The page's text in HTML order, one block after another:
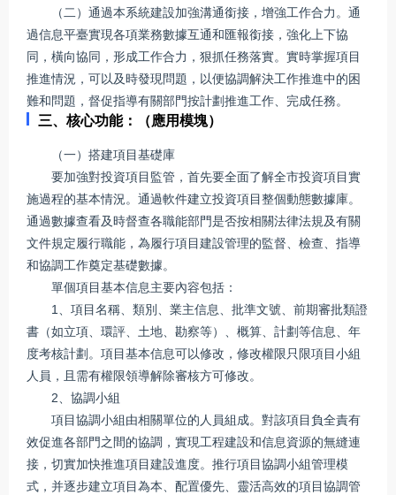
（二）通過本系統建設加強溝通銜接，增強工作合力。通
過信息平臺實現各項業務數據互通和匯報銜接，強化上下協
同，橫向協同，形成工作合力，狠抓任務落實。實時掌握項目
推進情況，可以及時發現問題，以便協調解決工作推進中的困
難和問題，督促指導有關部門按計劃推進工作、完成任務。
三、核心功能：（應用模塊）
（一）搭建項目基礎庫
要加強對投資項目監管，首先要全面了解全市投資項目實
施過程的基本情況。通過軟件建立投資項目整個動態數據庫。
通過數據查看及時督查各職能部門是否按相關法律法規及有關
文件規定履行職能，為履行項目建設管理的監督、檢查、指導
和協調工作奠定基礎數據。
單個項目基本信息主要內容包括：
1、項目名稱、類別、業主信息、批準文號、前期審批類證
書（如立項、環評、土地、勘察等）、概算、計劃等信息、年
度考核計劃。項目基本信息可以修改，修改權限只限項目小組
人員，且需有權限領導解除審核方可修改。
2、協調小組
項目協調小組由相關單位的人員組成。對該項目負全責有
效促進各部門之間的協調，實現工程建設和信息資源的無縫連
接，切實加快推進項目建設進度。推行項目協調小組管理模
式，并逐步建立項目為本、配置優先、靈活高效的項目協調管